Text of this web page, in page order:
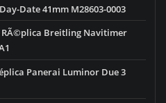
Date 41mm M28603-0003
RÃ©plica Breitling Navitimer
Panerai Luminor Due 3